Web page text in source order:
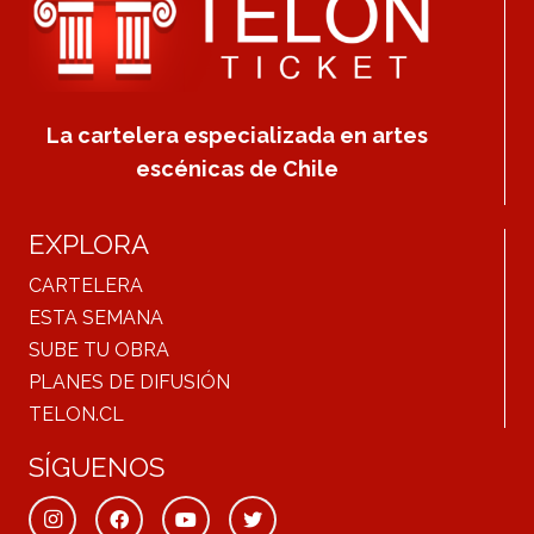
La cartelera especializada en artes
escénicas de Chile
EXPLORA
CARTELERA
ESTA SEMANA
SUBE TU OBRA
PLANES DE DIFUSIÓN
TELON.CL
SÍGUENOS